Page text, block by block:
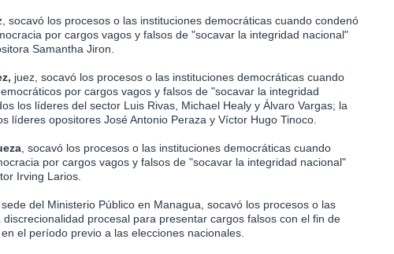
socavó los procesos o las instituciones democráticas cuando condenó
por cargos vagos y falsos de "socavar la integridad nacional"
Samantha Jiron.
juez, socavó los procesos o las instituciones democráticas cuando
por cargos vagos y falsos de "socavar la integridad
los líderes del sector Luis Rivas, Michael Healy y Álvaro Vargas; la
líderes opositores José Antonio Peraza y Víctor Hugo Tinoco.
, socavó los procesos o las instituciones democráticas cuando
por cargos vagos y falsos de "socavar la integridad nacional"
Irving Larios.
del Ministerio Público en Managua, socavó los procesos o las
procesal para presentar cargos falsos con el fin de
el período previo a las elecciones nacionales.